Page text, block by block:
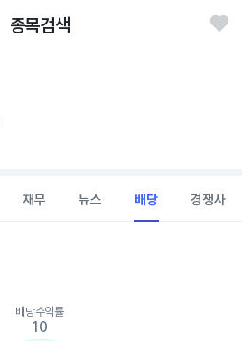
종목검색
재무 뉴스 배당 경쟁사
배당수익률
10